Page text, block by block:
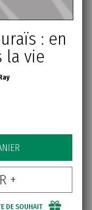
: en
la vie
+
DE SOUHAIT